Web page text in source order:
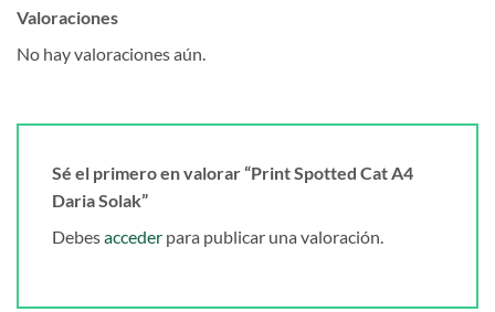
Valoraciones
No hay valoraciones aún.
Sé el primero en valorar “Print Spotted Cat A4
Daria Solak”
Debesacceder para publicar una valoración.